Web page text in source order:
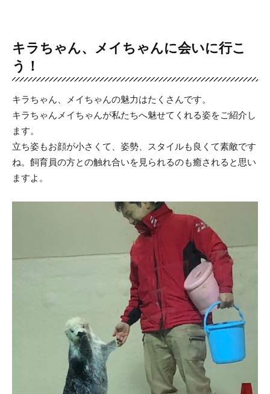
キラちゃん、メイちゃんに会いに行こ
う！
キラちゃん、メイちゃんの魅力はたくさんです。
キラちゃんメイちゃんが私たちへ魅せてくれる姿をご紹介し
ます。
立ち姿もお顔が小さくて、姿勢、スタイルも良くて素敵です
ね。飼育員の方との触れ合いを見られるのも癒されると思い
ますよ。